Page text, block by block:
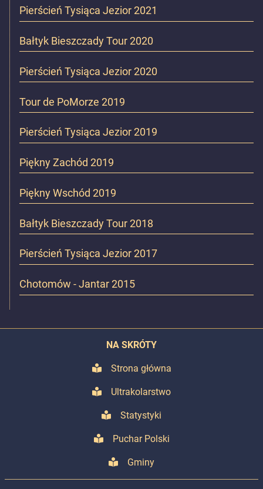
Pierścień Tysiąca Jezior 2021
Bałtyk Bieszczady Tour 2020
Pierścień Tysiąca Jezior 2020
Tour de PoMorze 2019
Pierścień Tysiąca Jezior 2019
Piękny Zachód 2019
Piękny Wschód 2019
Bałtyk Bieszczady Tour 2018
Pierścień Tysiąca Jezior 2017
Chotomów - Jantar 2015
NA SKRÓTY
Strona główna
Ultrakolarstwo
Statystyki
Puchar Polski
Gminy